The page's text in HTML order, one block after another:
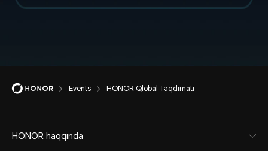
Events HONOR Qlobal Təqdimatı
HONOR haqqında